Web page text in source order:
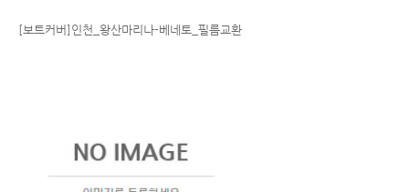
[보트커버]인천_왕산마리나-베네토_필름교환